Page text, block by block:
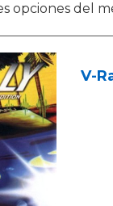
opciones del
V-